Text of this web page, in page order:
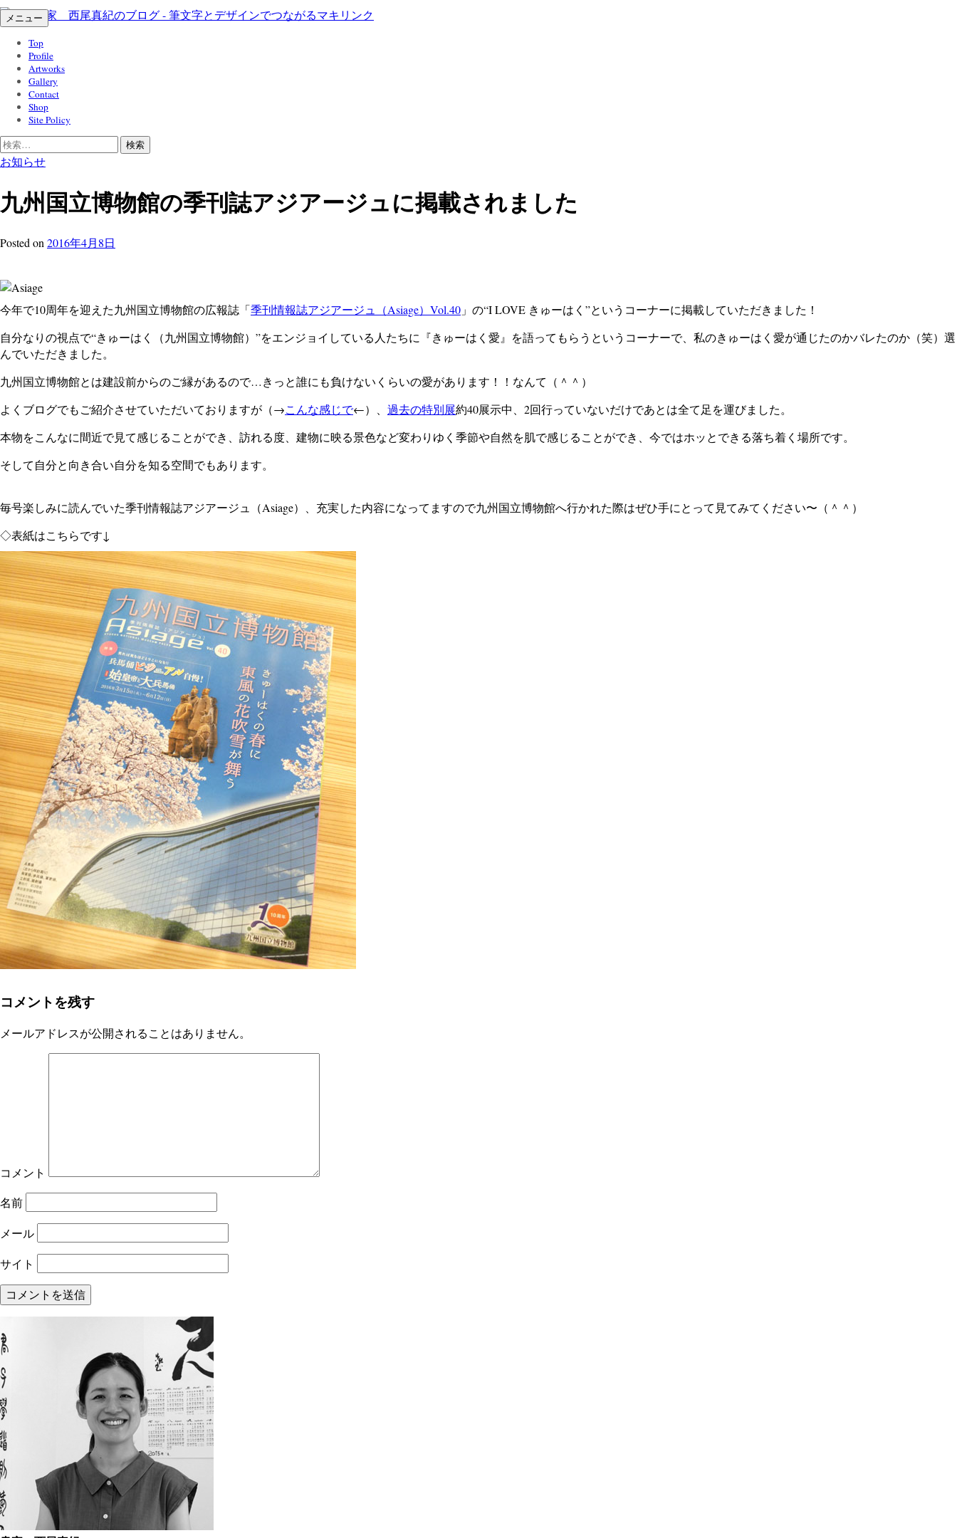
コ
ン
ッ
プ
メニュー
Top
Profile
Artworks
Gallery
Contact
Shop
Site Policy
検
索:
お知らせ
九州国立博物館の季刊誌アジアージュに掲載されました
Posted on 2016年4月8日
今年で10周年を迎えた九州国立博物館の広報誌「季刊情報誌アジアージュ（Asiage）Vol.40 」の“I LOVE きゅーはく”というコーナーに掲載していただきました！
自分なりの視点で“きゅーはく（九州国立博物館）”をエンジョイしている人たちに『きゅーはく愛』を語ってもらうというコーナーで、私のきゅーはく愛が通じたのかバレたのか（笑）選
んでいただきました。
九州国立博物館とは建設前からのご縁があるので…きっと誰にも負けないくらいの愛があります！！なんて（＾＾）
よくブログでもご紹介させていただいておりますが（→こんな感じで←）、 過去の特別展約40展示中、2回行っていないだけであとは全て足を運びました。
本物をこんなに間近で見て感じることができ、訪れる度、建物に映る景色など変わりゆく季節や自然を肌で感じることができ、今ではホッとできる落ち着く場所です。
そして自分と向き合い自分を知る空間でもあります。
毎号楽しみに読んでいた季刊情報誌アジアージュ（Asiage）、充実した内容になってますので九州国立博物館へ行かれた際はぜひ手にとって見てみてください〜（＾＾）
◇表紙はこちらです↓
コメントを残す
メールアドレスが公開されることはありません。
コメント
名前
メール
サイト